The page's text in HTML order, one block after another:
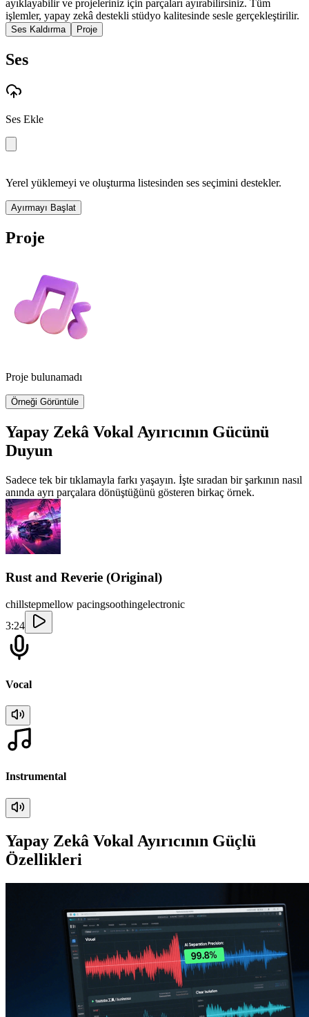
ayıklayabilir ve projeleriniz için parçaları ayırabilirsiniz. Tüm
işlemler, yapay zekâ destekli stüdyo kalitesinde sesle gerçekleştirilir.
Ses Kaldırma Proje
Ses
Ses Ekle
Yerel yüklemeyi ve oluşturma listesinden ses seçimini destekler.
Ayırmayı Başlat
Proje
Proje bulunamadı
Örneği Görüntüle
Yapay Zekâ Vokal Ayırıcının Gücünü
Duyun
Sadece tek bir tıklamayla farkı yaşayın. İşte sıradan bir şarkının nasıl
anında ayrı parçalara dönüştüğünü gösteren birkaç örnek.
Rust and Reverie (Original)
chillstepmellow pacingsoothingelectronic
3:24
Vocal
Instrumental
Yapay Zekâ Vokal Ayırıcının Güçlü
Özellikleri